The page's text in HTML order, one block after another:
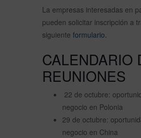
La empresas interesadas en
pueden solicitar inscripción a
siguiente formulario.
CALENDARIO
REUNIONES
22 de octubre:
negocio en Polonia
29 de octubre:
negocio en China